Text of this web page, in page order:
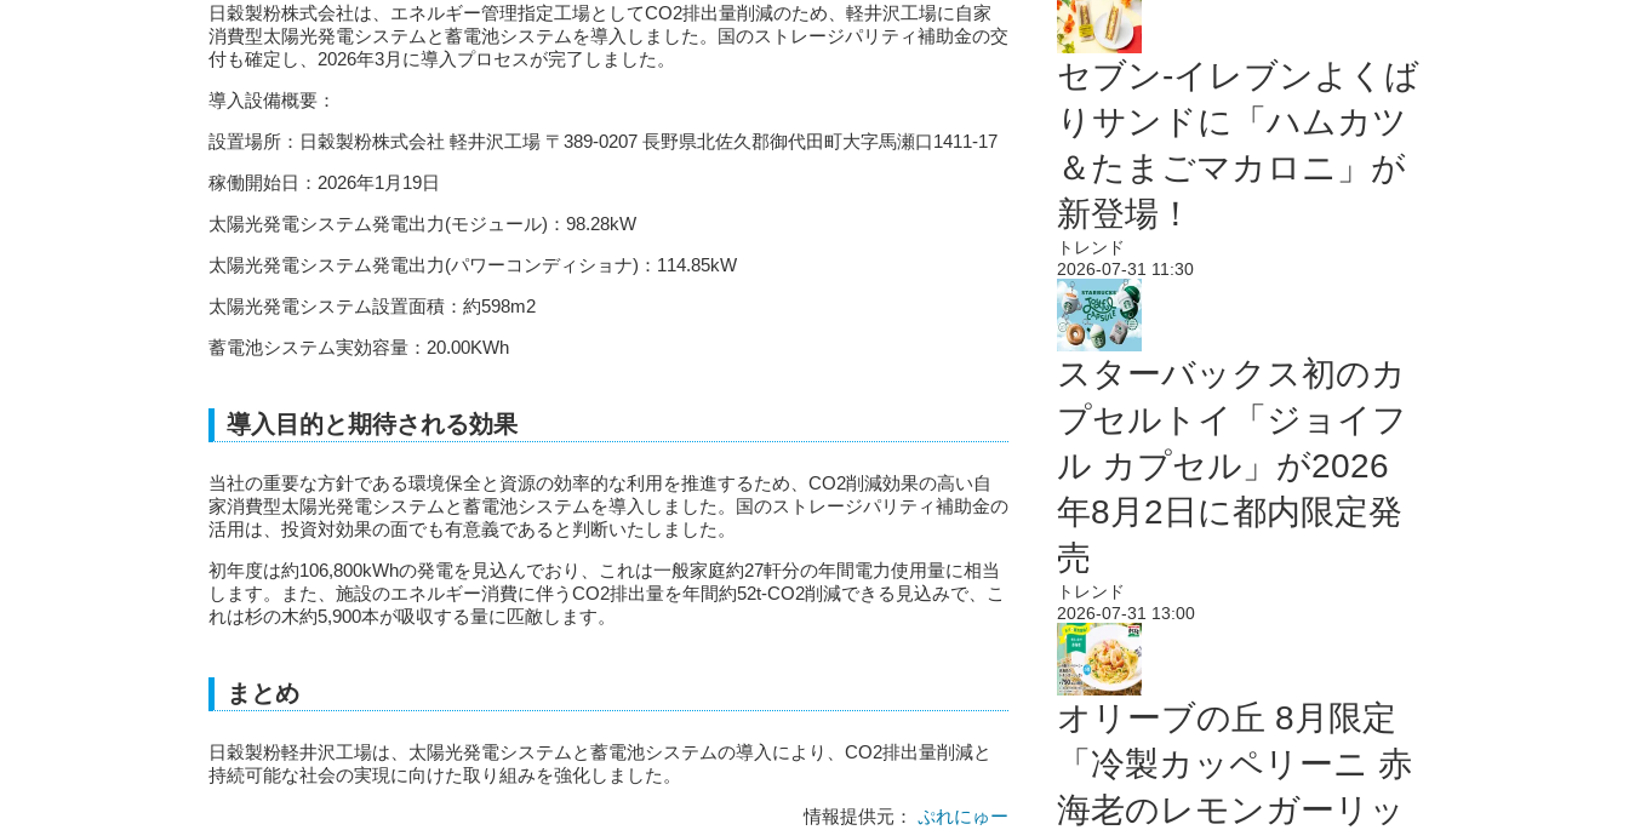
日穀製粉株式会社は、エネルギー管理指定工場としてCO2排出量削減のため、軽井沢工場に自家
消費型太陽光発電システムと蓄電池システムを導入しました。国のストレージパリティ補助金の交
付も確定し、2026年3月に導入プロセスが完了しました。
導入設備概要：
設置場所：日穀製粉株式会社 軽井沢工場 〒389-0207 長野県北佐久郡御代田町大字馬瀬口1411-17
稼働開始日：2026年1月19日
太陽光発電システム発電出力(モジュール)：98.28kW
太陽光発電システム発電出力(パワーコンディショナ)：114.85kW
太陽光発電システム設置面積：約598m2
蓄電池システム実効容量：20.00KWh
導入目的と期待される効果
当社の重要な方針である環境保全と資源の効率的な利用を推進するため、CO2削減効果の高い自
家消費型太陽光発電システムと蓄電池システムを導入しました。国のストレージパリティ補助金の
活用は、投資対効果の面でも有意義であると判断いたしました。
初年度は約106,800kWhの発電を見込んでおり、これは一般家庭約27軒分の年間電力使用量に相当
します。また、施設のエネルギー消費に伴うCO2排出量を年間約52t-CO2削減できる見込みで、こ
れは杉の木約5,900本が吸収する量に匹敵します。
まとめ
日穀製粉軽井沢工場は、太陽光発電システムと蓄電池システムの導入により、CO2排出量削減と
持続可能な社会の実現に向けた取り組みを強化しました。
情報提供元： ぷれにゅー
セブン‐イレブンよくば
りサンドに「ハムカツ
＆たまごマカロニ」が
新登場！
トレンド
2026-07-31 11:30
スターバックス初のカ
プセルトイ「ジョイフ
ル カプセル」が2026
年8月2日に都内限定発
売
トレンド
2026-07-31 13:00
オリーブの丘 8月限定
「冷製カッペリーニ 赤
海老のレモンガーリッ